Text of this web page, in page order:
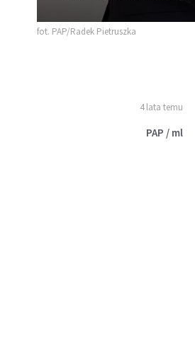
fot. PAP/Radek Pietruszka
4 lata temu
PAP / ml